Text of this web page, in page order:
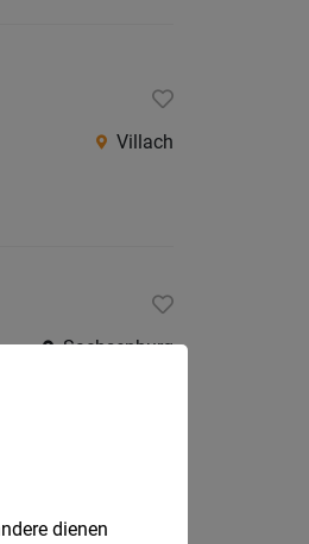
Villach
Sachsenburg
dienen